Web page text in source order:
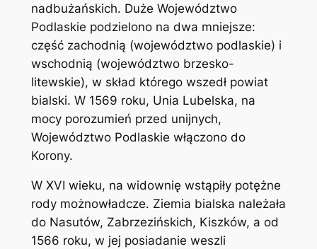
nadbużańskich. Duże Województwo
Podlaskie podzielono na dwa mniejsze:
część zachodnią (województwo podlaskie) i
wschodnią (województwo brzesko-
litewskie), w skład którego wszedł powiat
bialski. W 1569 roku, Unia Lubelska, na
mocy porozumień przed unijnych,
Województwo Podlaskie włączono do
Korony.
W XVI wieku, na widownię wstąpiły potężne
rody możnowładcze. Ziemia bialska należała
do Nasutów, Zabrzezińskich, Kiszków, a od
1566 roku, w jej posiadanie weszli